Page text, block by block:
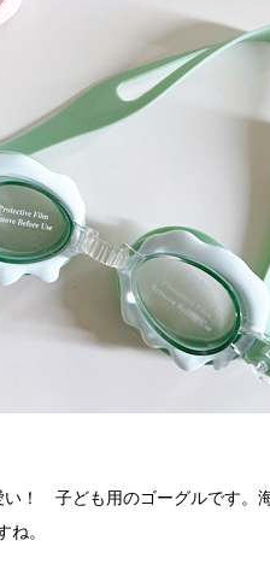
！ 子ども用のゴーグルです。
。